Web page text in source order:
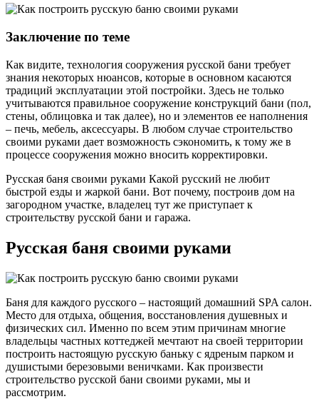
Заключение по теме
Как видите, технология сооружения русской бани требует
знания некоторых нюансов, которые в основном касаются
традиций эксплуатации этой постройки. Здесь не только
учитываются правильное сооружение конструкций бани (пол,
стены, облицовка и так далее), но и элементов ее наполнения
– печь, мебель, аксессуары. В любом случае строительство
своими руками дает возможность сэкономить, к тому же в
процессе сооружения можно вносить корректировки.
Русская баня своими руками Какой русский не любит
быстрой езды и жаркой бани. Вот почему, построив дом на
загородном участке, владелец тут же приступает к
строительству русской бани и гаража.
Русская баня своими руками
Баня для каждого русского – настоящий домашний SPA салон.
Место для отдыха, общения, восстановления душевных и
физических сил. Именно по всем этим причинам многие
владельцы частных коттеджей мечтают на своей территории
построить настоящую русскую баньку с ядреным парком и
душистыми березовыми веничками. Как произвести
строительство русской бани своими руками, мы и
рассмотрим.